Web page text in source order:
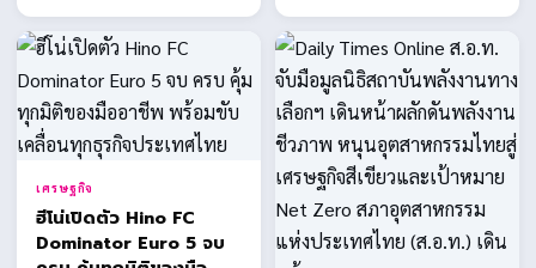
เศรษฐกิจ
ฮีโน่เปิดตัว Hino FC
Dominator Euro 5 จบ